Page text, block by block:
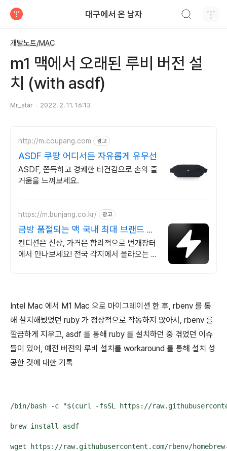
대구에서 온 남자
개발노트/MAC
m1 맥에서 오래된 루비 버전 설
치 (with asdf)
Mr_star 2022. 2. 11. 16:13
http://m.coupang.com 광고
ASDF 쿠팡 어디서든 자유롭게 유무선
ASDF, 쫀득하고 경쾌한 타건감으로 손의 즐
거움을 느껴보세요.
https://m.bunjang.co.kr/ 광고
금방 품절되는 맥 국내 최대 브랜드 중
고거래
컨디션은 신상, 가격은 합리적으로 번개장터
에서 만나보세요! 전국 각지에서 올라오는 전
Intel Mac 에서 M1 Mac 으로 마이그레이션 한 후, rbenv 를 통
해 설치해뒀었던 ruby 가 정상적으로 작동하지 않아서, rbenv 를
깔끔하게 지우고, asdf 를 통해 ruby 를 설치하던 중 겪었던 이슈
들이 있어, 예전 버전의 루비 설치를 workaround 를 통해 설치 성
공한 것에 대한 기록
/bin/bash -c "$(curl -fsSL https://
brew install asdf
wget https://raw.githubusercontent.com/rbenv/homebrew-